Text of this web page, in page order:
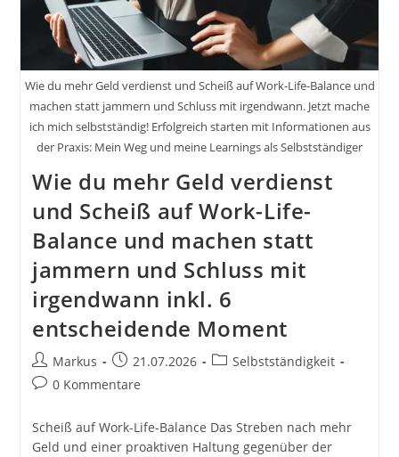
Wie du mehr Geld verdienst und Scheiß auf Work-Life-Balance und
machen statt jammern und Schluss mit irgendwann. Jetzt mache
ich mich selbstständig! Erfolgreich starten mit Informationen aus
der Praxis: Mein Weg und meine Learnings als Selbstständiger
Wie du mehr Geld verdienst
und Scheiß auf Work-Life-
Balance und machen statt
jammern und Schluss mit
irgendwann inkl. 6
entscheidende Moment
Beitrags-
Autor:
Markus
Beitrag
veröffentlicht:
21.07.2026
Beitrags-
Selbstständigkeit
Beitrags-
0 Kommentare
Scheiß auf Work-Life-Balance Das Streben nach mehr
Geld und einer proaktiven Haltung gegenüber der